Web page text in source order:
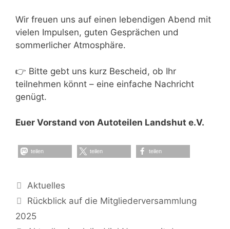
Wir freuen uns auf einen lebendigen Abend mit
vielen Impulsen, guten Gesprächen und
sommerlicher Atmosphäre.
👉 Bitte gebt uns kurz Bescheid, ob Ihr
teilnehmen könnt – eine einfache Nachricht
genügt.
Euer Vorstand von Autoteilen Landshut e.V.
teilen teilen teilen
Kategorien
Aktuelles
Rückblick auf die Mitgliederversammlung
2025